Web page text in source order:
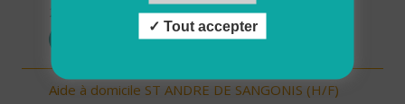
Aide à domicile ST ANDRE DE SANGONIS (H/F)
Tout accepter